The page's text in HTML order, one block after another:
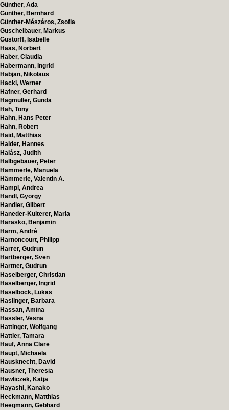
Günther, Ada
Günther, Bernhard
Günther-Mészáros, Zsofia
Guschelbauer, Markus
Gustorff, Isabelle
Haas, Norbert
Haber, Claudia
Habermann, Ingrid
Habjan, Nikolaus
Hackl, Werner
Hafner, Gerhard
Hagmüller, Gunda
Hah, Tony
Hahn, Hans Peter
Hahn, Robert
Haid, Matthias
Haider, Hannes
Halász, Judith
Halbgebauer, Peter
Hämmerle, Manuela
Hämmerle, Valentin A.
Hampl, Andrea
Handl, György
Handler, Gilbert
Haneder-Kulterer, Maria
Harasko, Benjamin
Harm, André
Harnoncourt, Philipp
Harrer, Gudrun
Hartberger, Sven
Hartner, Gudrun
Haselberger, Christian
Haselberger, Ingrid
Haselböck, Lukas
Haslinger, Barbara
Hassan, Amina
Hassler, Vesna
Hattinger, Wolfgang
Hattler, Tamara
Hauf, Anna Clare
Haupt, Michaela
Hausknecht, David
Hausner, Theresia
Hawliczek, Katja
Hayashi, Kanako
Heckmann, Matthias
Heegmann, Gebhard